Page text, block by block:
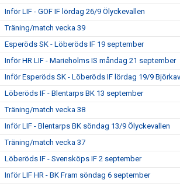
Inför LIF - GOF IF lördag 26/9 Ölyckevallen
Träning/match vecka 39
Esperöds SK - Löberöds IF 19 september
Inför HR LIF - Marieholms IS måndag 21 september
Inför Esperöds SK - Löberöds IF lördag 19/9
Löberöds IF - Blentarps BK 13 september
Träning/match vecka 38
Inför LIF - Blentarps BK söndag 13/9 Ölyckevallen
Träning/match vecka 37
Löberöds IF - Svensköps IF 2 september
Inför LIF HR - BK Fram söndag 6 september